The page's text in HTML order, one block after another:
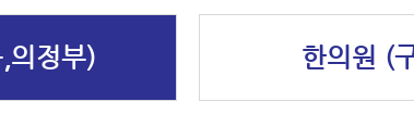
의정부) 한의원 (